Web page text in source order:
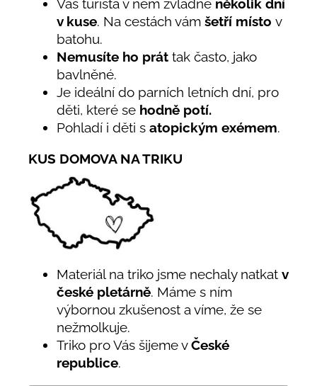
Váš turista v něm zvládne několik dní
v kuse. Na cestách vám šetří místo v
batohu.
Nemusíte ho prát tak často, jako
bavlněné.
Je ideální do parních letních dní, pro
děti, které se hodně potí.
Pohladí i děti s atopickým exémem.
KUS DOMOVA NA TRIKU
Materiál na triko jsme nechaly natkat v
české pletárně. Máme s ním
výbornou zkušenost a víme, že se
nežmolkuje.
Triko pro Vás šijeme vČeské
republice.